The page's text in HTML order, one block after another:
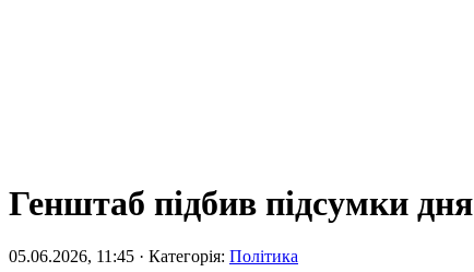
Генштаб підбив підсумки дня
05.06.2026, 11:45 · Категорія: Політика